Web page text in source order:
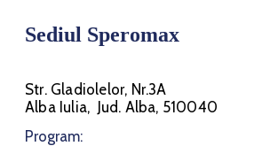
Sediul Speromax
Str. Gladiolelor, Nr.3A
Alba Iulia, Jud. Alba, 510040
Program: